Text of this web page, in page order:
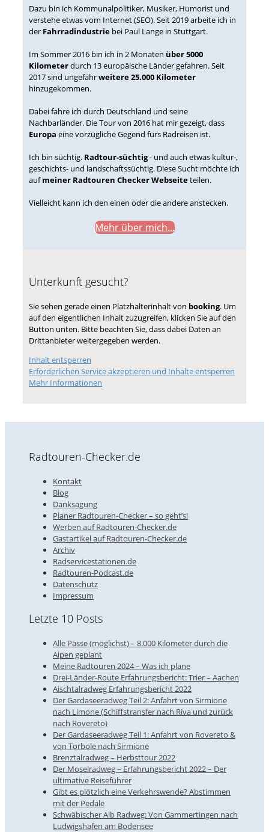
Dazu bin ich Kommunalpolitiker, Musiker, Humorist und
verstehe etwas vom Internet (SEO). Seit 2019 arbeite ich in
der Fahrradindustrie bei Paul Lange in Stuttgart.
Im Sommer 2016 bin ich in 2 Monaten über 5000
Kilometerdurch 13 europäische Länder gefahren. Seit
2017 sind ungefährweitere 25.000 Kilometer
hinzugekommen.
Dabei fahre ich durch Deutschland und seine
Nachbarländer. Die Tour von 2016 hat mir gezeigt, dass
Europa eine vorzügliche Gegend fürs Radreisen ist.
Ich bin süchtig. Radtour-süchtig- und auch etwas kultur-,
geschichts- und landschaftssüchtig. Diese Sucht möchte ich
aufmeiner Radtouren Checker Webseiteteilen.
Vielleicht kann ich den einen oder die andere anstecken.
Mehr über mich...
Unterkunft gesucht?
Sie sehen gerade einen Platzhalterinhalt von booking. Um
auf den eigentlichen Inhalt zuzugreifen, klicken Sie auf den
Button unten. Bitte beachten Sie, dass dabei Daten an
Drittanbieter weitergegeben werden.
Inhalt entsperren
Erforderlichen Service akzeptieren und Inhalte entsperren
Mehr Informationen
Radtouren-Checker.de
Kontakt
Blog
Danksagung
Planer Radtouren-Checker – so geht’s!
Werben auf Radtouren-Checker.de
Gastartikel auf Radtouren-Checker.de
Archiv
Radservicestationen.de
Radtouren-Podcast.de
Datenschutz
Impressum
Letzte 10 Posts
Alle Pässe (möglichst) – 8.000 Kilometer durch die
Alpen geplant
Meine Radtouren 2024 – Was ich plane
Drei-Länder-Route Erfahrungsbericht: Trier – Aachen
Aischtalradweg Erfahrungsbericht 2022
Der Gardaseeradweg Teil 2: Anfahrt von Sirmione
nach Limone (Schiffstransfer nach Riva und zurück
nach Rovereto)
Der Gardaseeradweg Teil 1: Anfahrt von Rovereto &
von Torbole nach Sirmione
Brenztalradweg – Herbsttour 2022
Der Moselradweg – Erfahrungsbericht 2022 – Der
ultimative Reiseführer
Gibt es plötzlich eine Verkehrswende? Abstimmen
mit der Pedale
Schwäbischer Alb Radweg: Von Gammertingen nach
Ludwigshafen am Bodensee